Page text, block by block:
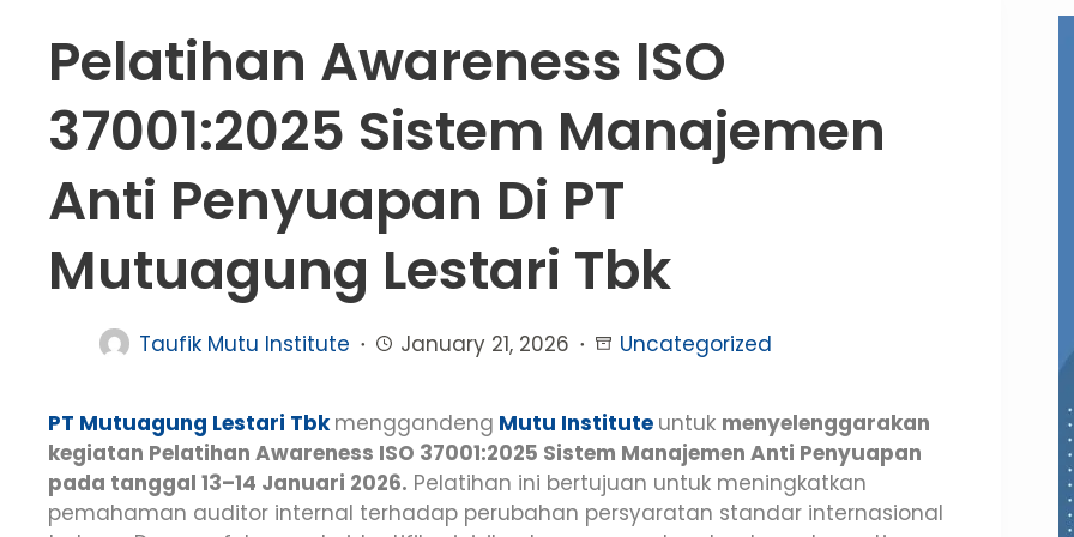
Pelatihan Awareness ISO
37001:2025 Sistem Manajemen
Anti Penyuapan Di PT
Mutuagung Lestari Tbk
Taufik Mutu Institute January 21, 2026 Uncategorized
PT Mutuagung Lestari Tbk menggandeng Mutu Institute untuk menyelenggarakan
kegiatan Pelatihan Awareness ISO 37001:2025 Sistem Manajemen Anti Penyuapan
pada tanggal 13–14 Januari 2026. Pelatihan ini bertujuan untuk meningkatkan
pemahaman auditor internal terhadap perubahan persyaratan standar internasional